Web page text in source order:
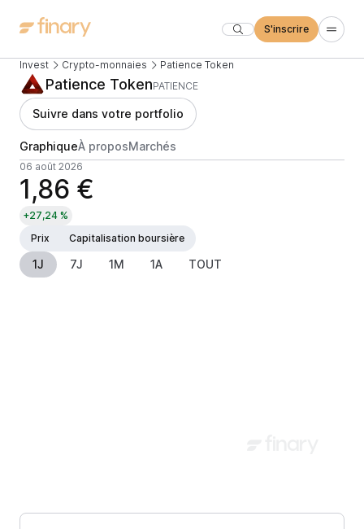
S'inscrire
Invest Crypto-monnaies Patience Token
Patience TokenPATIENCE
Suivre dans votre portfolio
GraphiqueÀ proposMarchés
06 août 2026
1,86 €
+27,24 %
Prix
Capitalisation boursière
1J 7J 1M 1A TOUT